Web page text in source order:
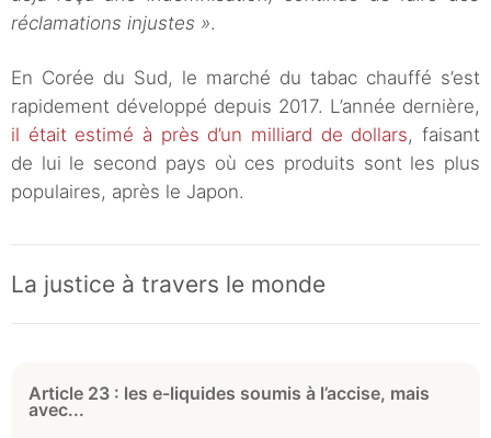
réclamations injustes ».
En Corée du Sud, le marché du tabac chauffé s’est
rapidement développé depuis 2017. L’année dernière,
il était estimé à près d’un milliard de dollars, faisant
de lui le second pays où ces produits sont les plus
populaires, après le Japon.
La justice à travers le monde
Article 23 : les e-liquides soumis à l’accise, mais
avec...